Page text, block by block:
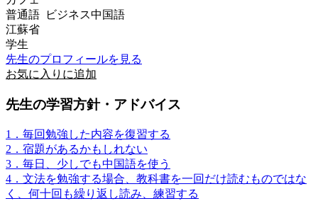
普通語 ビジネス中国語
江蘇省
学生
先生のプロフィールを見る
お気に入りに追加
先生の学習方針・アドバイス
1．毎回勉強した内容を復習する
2．宿題があるかもしれない
3．毎日、少しでも中国語を使う
4．文法を勉強する場合、教科書を一回だけ読むものではな
く、何十回も繰り返し読み、練習する